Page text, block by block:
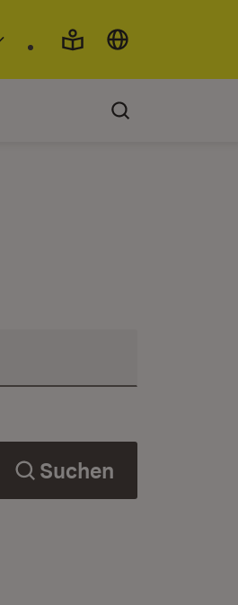
Suchen